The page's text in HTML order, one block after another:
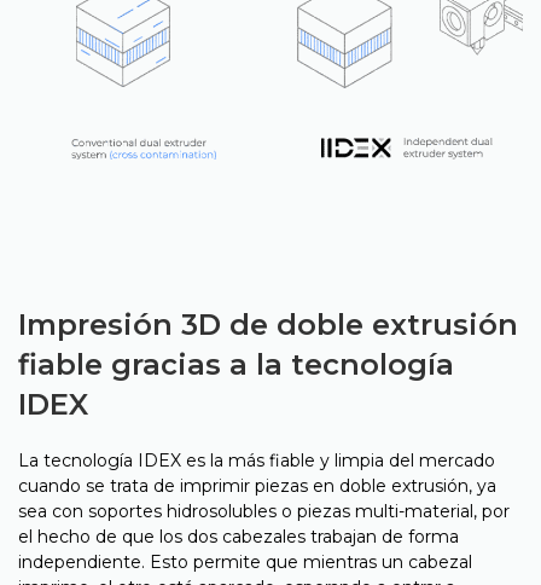
Impresión 3D de doble extrusión
fiable gracias a la tecnología
IDEX
La tecnología IDEX es la más fiable y limpia del mercado
cuando se trata de imprimir piezas en doble extrusión, ya
sea con soportes hidrosolubles o piezas multi-material, por
el hecho de que los dos cabezales trabajan de forma
independiente. Esto permite que mientras un cabezal